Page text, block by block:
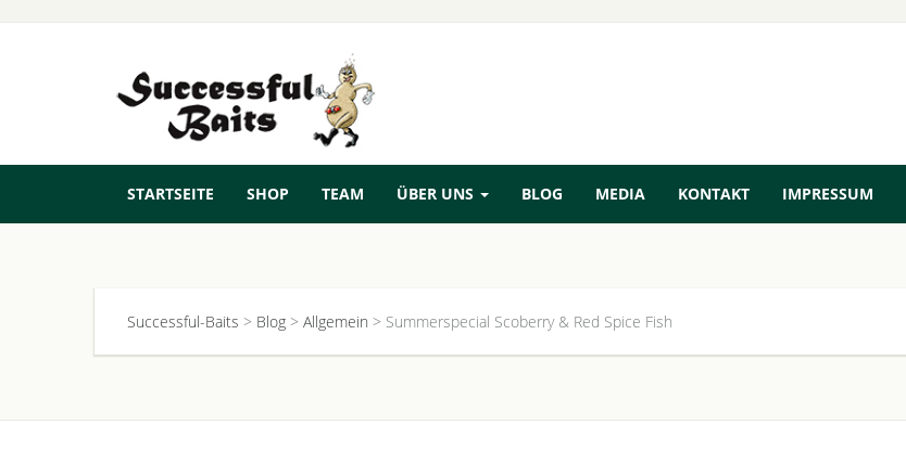
STARTSEITE SHOP TEAM ÜBER UNS BLOG MEDIA KONTAKT IMPRESSUM
Successful-Baits > Blog > Allgemein > Summerspecial Scoberry & Red Spice Fish